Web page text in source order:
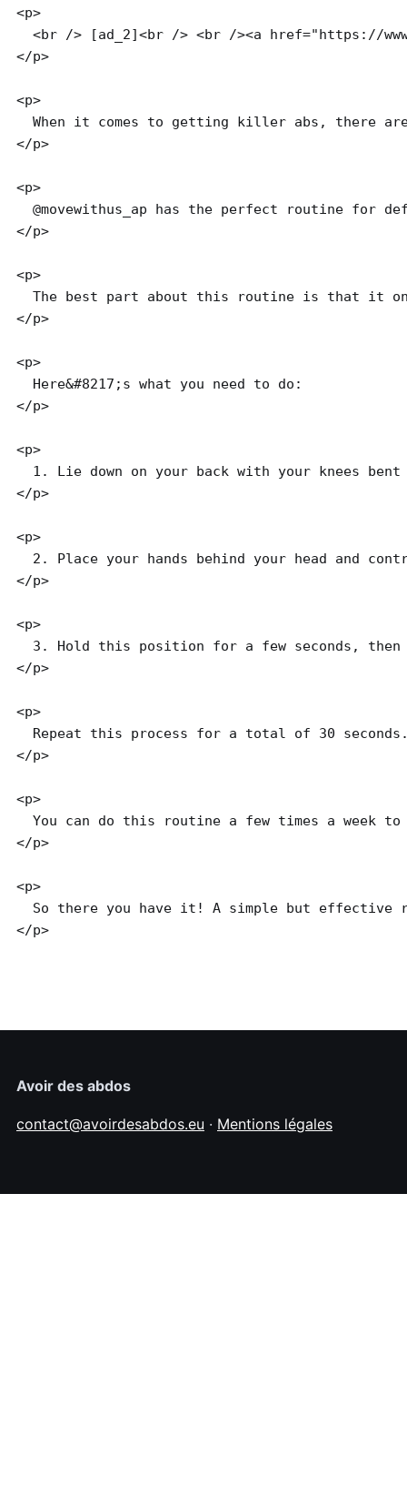
<p>
<br /> [ad_2]<br /> <br /><a href="https://
</p>
<p>
When it comes to getting killer abs, there
</p>
<p>
@movewithus_ap has the perfect routine for
</p>
<p>
The best part about this routine is that it
</p>
<p>
  Here&#8217;s what you need to do:
</p>
<p>
1. Lie down on your back with your knees
</p>
<p>
2. Place your hands behind your head and
</p>
<p>
3. Hold this position for a few seconds,
</p>
<p>
Repeat this process for a total of 30
</p>
<p>
You can do this routine a few times a week
</p>
<p>
So there you have it! A simple but effective
Avoir des abdos
contact@avoirdesabdos.eu · Mentions légales